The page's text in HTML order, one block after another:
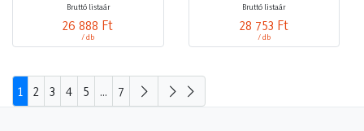
Bruttó listaár
26 888 Ft
/ db
Bruttó listaár
28 753 Ft
/ db
1 2 3 4 5 ... 7